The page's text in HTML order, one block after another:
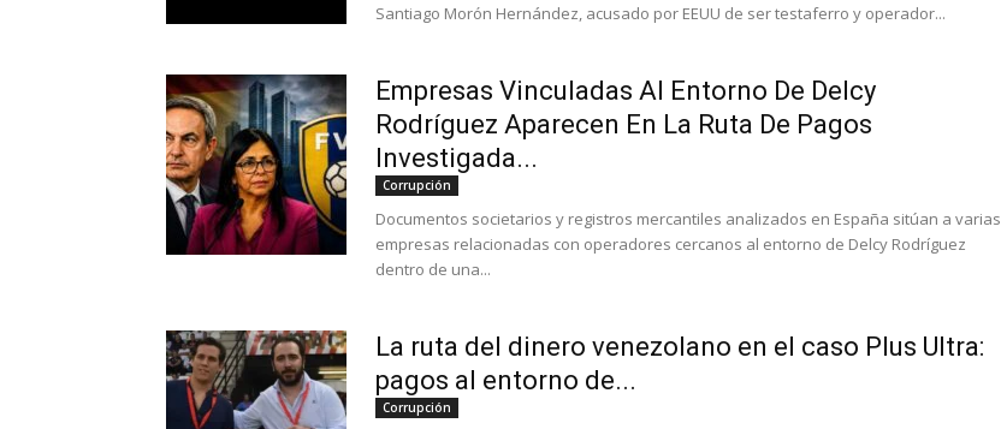
Santiago Morón Hernández, acusado por EEUU de ser testaferro y operador...
Empresas Vinculadas Al Entorno De Delcy
Rodríguez Aparecen En La Ruta De Pagos
Investigada...
Corrupción
Documentos societarios y registros mercantiles analizados en España sitúan a varias
empresas relacionadas con operadores cercanos al entorno de Delcy Rodríguez
dentro de una...
La ruta del dinero venezolano en el caso Plus Ultra:
pagos al entorno de...
Corrupción